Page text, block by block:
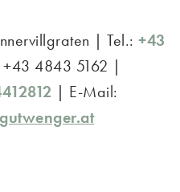
| Tel.:+43
+43 4843 5162 |
| E-Mail: